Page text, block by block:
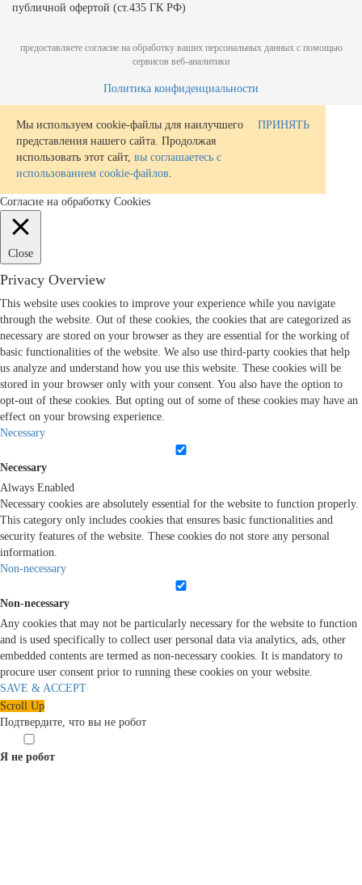
публичной офертой (ст.435 ГК РФ)
предоставляете согласие на обработку ваших персональных данных с помощью
сервисов веб-аналитики
Политика конфиденциальности
Мы используем cookie-файлы для наилучшего
представления нашего сайта. Продолжая
использовать этот сайт, вы соглашаетесь с
использованием cookie-файлов.
ПРИНЯТЬ
Согласие на обработку Cookies
Close
Privacy Overview
This website uses cookies to improve your experience while you navigate
through the website. Out of these cookies, the cookies that are categorized as
necessary are stored on your browser as they are essential for the working of
basic functionalities of the website. We also use third-party cookies that help
us analyze and understand how you use this website. These cookies will be
stored in your browser only with your consent. You also have the option to
opt-out of these cookies. But opting out of some of these cookies may have an
effect on your browsing experience.
Necessary
Necessary
Always Enabled
Necessary cookies are absolutely essential for the website to function properly.
This category only includes cookies that ensures basic functionalities and
security features of the website. These cookies do not store any personal
information.
Non-necessary
Non-necessary
Any cookies that may not be particularly necessary for the website to function
and is used specifically to collect user personal data via analytics, ads, other
embedded contents are termed as non-necessary cookies. It is mandatory to
procure user consent prior to running these cookies on your website.
SAVE & ACCEPT
Scroll Up
Подтвердите, что вы не робот
Я не робот